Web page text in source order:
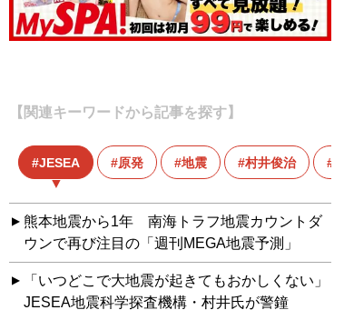
【関連キーワードから記事を探す】
JESEA 原発 地震 村井俊治
熊本地震から1年 南海トラフ地震カウントダ
ウンで再び注目の「週刊MEGA地震予測」
「いつどこで大地震が起きてもおかしくない」
JESEA地震科学探査機構・村井氏が警鐘